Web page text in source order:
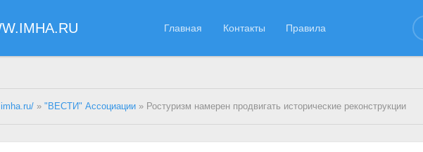
Главная Контакты Правила
»"ВЕСТИ" Ассоциации » Ростуризм намерен продвигать исторические реконструкции